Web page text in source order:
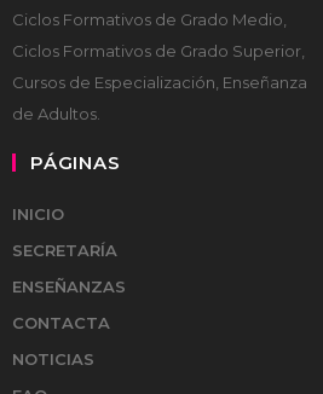
Ciclos Formativos de Grado Medio,
Ciclos Formativos de Grado Superior,
Cursos de Especialización, Enseñanza
de Adultos.
PÁGINAS
INICIO
SECRETARÍA
ENSEÑANZAS
CONTACTA
NOTICIAS